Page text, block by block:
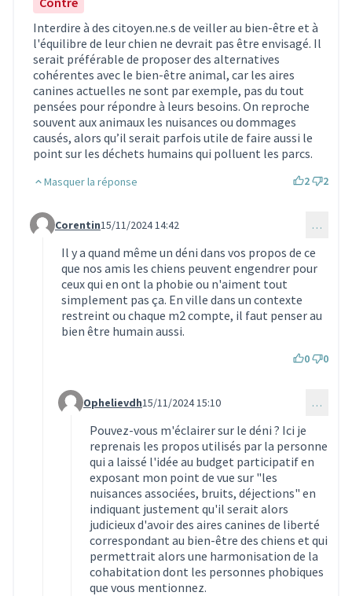
Interdire à des citoyen.ne.s de veiller au bien-être et à
l'équilibre de leur chien ne devrait pas être envisagé. Il
serait préférable de proposer des alternatives
cohérentes avec le bien-être animal, car les aires
canines actuelles ne sont par exemple, pas du tout
pensées pour répondre à leurs besoins. On reproche
souvent aux animaux les nuisances ou dommages
causés, alors qu’il serait parfois utile de faire aussi le
point sur les déchets humains qui polluent les parcs.
Masquer la réponse 2 2
Commentaire 3535 (réponse au commentaire 3405)
Corentin15/11/2024 14:42 …
Il y a quand même un déni dans vos propos de ce
que nos amis les chiens peuvent engendrer pour
ceux qui en ont la phobie ou n'aiment tout
simplement pas ça. En ville dans un contexte
restreint ou chaque m2 compte, il faut penser au
bien être humain aussi.
0 0
Commentaire 3537 (réponse au commentaire 3535)
Ophelievdh15/11/2024 15:10 …
Pouvez-vous m'éclairer sur le déni ? Ici je
reprenais les propos utilisés par la personne
qui a laissé l'idée au budget participatif en
exposant mon point de vue sur "les
nuisances associées, bruits, déjections" en
indiquant justement qu'il serait alors
judicieux d'avoir des aires canines de liberté
correspondant au bien-être des chiens et qui
permettrait alors une harmonisation de la
cohabitation dont les personnes phobiques
que vous mentionnez.